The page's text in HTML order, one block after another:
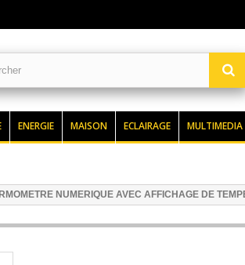
ENERGIE MAISON ECLAIRAGE MULTIMEDIA
NUMERIQUE AVEC AFFICHAGE DE